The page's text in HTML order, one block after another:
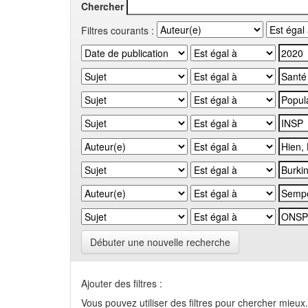
Chercher
Filtres courants :
Débuter une nouvelle recherche
Ajouter des filtres :
Vous pouvez utiliser des filtres pour chercher mieux.